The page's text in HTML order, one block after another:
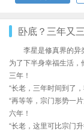
卧底？三年又
李星是修真界的异
为了下半身幸福生活，
三年！
“长老，三年时间到了
“再等等，宗门形势一
六年！
“长老，这里可比宗门